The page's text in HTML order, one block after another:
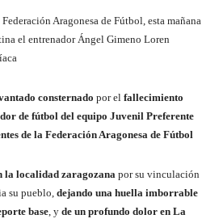
Aragonesa de Fútbol, esta mañana
el entrenador Ángel Gimeno Loren
consternado por el fallecimiento
de fútbol del equipo Juvenil Preferente
de la Federación Aragonesa de Fútbol
la localidad zaragozana por su vinculación
su pueblo, dejando una huella imborrable
base, y de un profundo dolor en La